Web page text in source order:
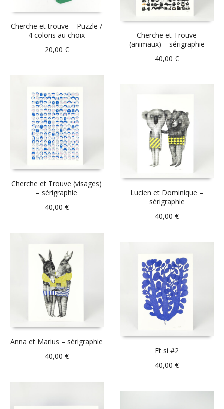
Cherche et trouve – Puzzle /
4 coloris au choix
20,00 €
Cherche et Trouve
(animaux) – sérigraphie
40,00€
Cherche et Trouve (visages)
– sérigraphie
40,00 €
Lucien et Dominique –
sérigraphie
40,00€
Anna et Marius – sérigraphie
40,00 €
Et si #2
40,00€